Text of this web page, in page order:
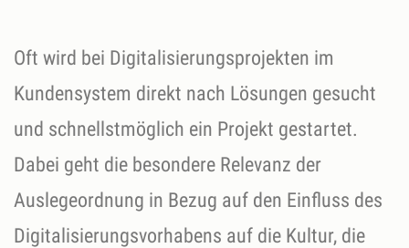
Oft wird bei Digitalisierungsprojekten im
Kundensystem direkt nach Lösungen gesucht
und schnellstmöglich ein Projekt gestartet.
Dabei geht die besondere Relevanz der
Auslegeordnung in Bezug auf den Einfluss des
Digitalisierungsvorhabens auf die Kultur, die